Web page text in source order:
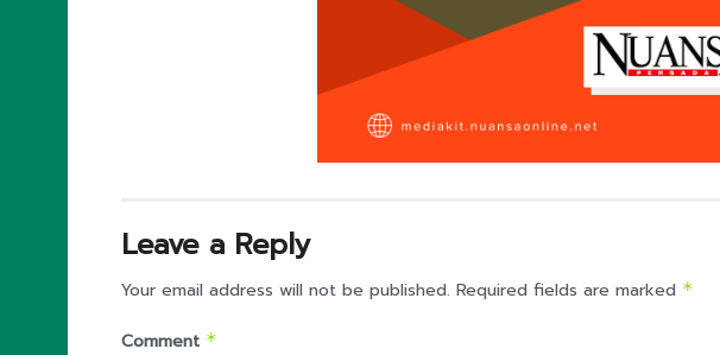
Leave a Reply
Your email address will not be published. Required fields are marked *
Comment *